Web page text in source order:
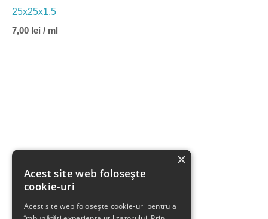
25x25x1,5
7,00 lei / ml
×
Acest site web folosește
cookie-uri
Acest site web folosește cookie-uri pentru a